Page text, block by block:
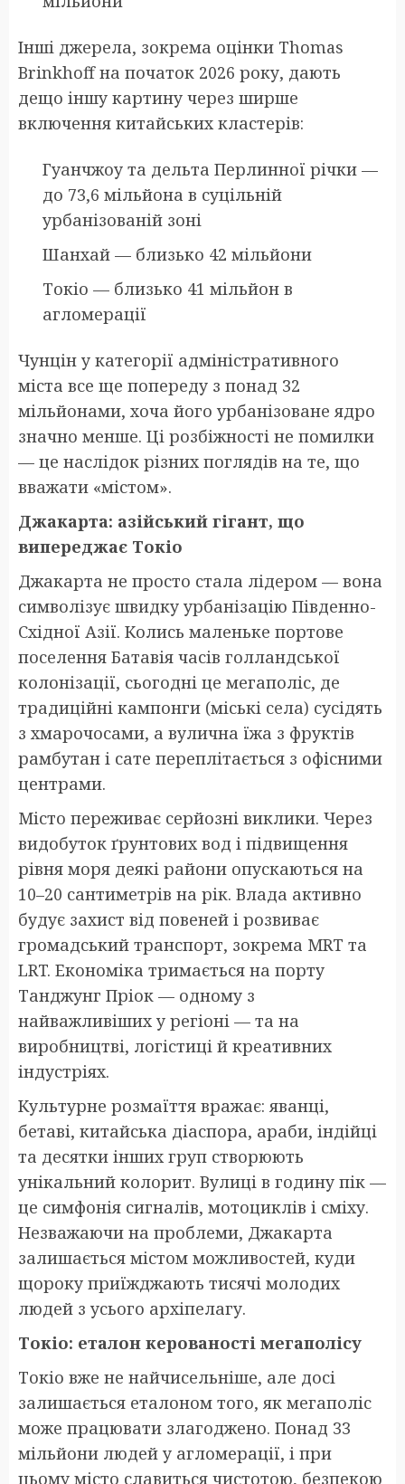
Інші джерела, зокрема оцінки Thomas
Brinkhoff на початок 2026 року, дають
дещо іншу картину через ширше
включення китайських кластерів:
Гуанчжоу та дельта Перлинної річки —
до 73,6 мільйона в суцільній
урбанізованій зоні
Шанхай — близько 42 мільйони
Токіо — близько 41 мільйон в
агломерації
Чунцін у категорії адміністративного
міста все ще попереду з понад 32
мільйонами, хоча його урбанізоване ядро
значно менше. Ці розбіжності не помилки
— це наслідок різних поглядів на те, що
вважати «містом».
Джакарта: азійський гігант, що
випереджає Токіо
Джакарта не просто стала лідером — вона
символізує швидку урбанізацію Південно-
Східної Азії. Колись маленьке портове
поселення Батавія часів голландської
колонізації, сьогодні це мегаполіс, де
традиційні кампонги (міські села) сусідять
з хмарочосами, а вулична їжа з фруктів
рамбутан і сате переплітається з офісними
центрами.
Місто переживає серйозні виклики. Через
видобуток ґрунтових вод і підвищення
рівня моря деякі райони опускаються на
10–20 сантиметрів на рік. Влада активно
будує захист від повеней і розвиває
громадський транспорт, зокрема MRT та
LRT. Економіка тримається на порту
Танджунг Пріок — одному з
найважливіших у регіоні — та на
виробництві, логістиці й креативних
індустріях.
Культурне розмаїття вражає: яванці,
бетаві, китайська діаспора, араби, індійці
та десятки інших груп створюють
унікальний колорит. Вулиці в годину пік —
це симфонія сигналів, мотоциклів і сміху.
Незважаючи на проблеми, Джакарта
залишається містом можливостей, куди
щороку приїжджають тисячі молодих
людей з усього архіпелагу.
Токіо: еталон керованості мегаполісу
Токіо вже не найчисельніше, але досі
залишається еталоном того, як мегаполіс
може працювати злагоджено. Понад 33
мільйони людей у агломерації, і при
цьому місто славиться чистотою, безпекою